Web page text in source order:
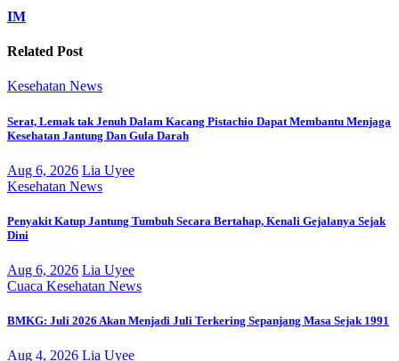
IM
Related Post
Kesehatan News
Serat, Lemak tak Jenuh Dalam Kacang Pistachio Dapat Membantu Menjaga
Kesehatan Jantung Dan Gula Darah
Aug 6, 2026 Lia Uyee
Kesehatan News
Penyakit Katup Jantung Tumbuh Secara Bertahap, Kenali Gejalanya Sejak
Dini
Aug 6, 2026 Lia Uyee
Cuaca Kesehatan News
BMKG: Juli 2026 Akan Menjadi Juli Terkering Sepanjang Masa Sejak 1991
Aug 4, 2026 Lia Uyee